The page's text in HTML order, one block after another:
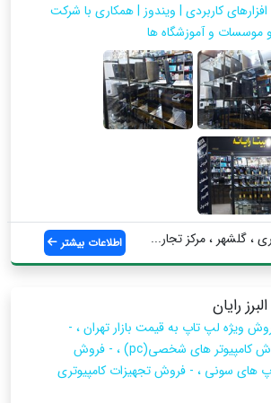
افزارهای کاربردی | ویندوز | همکاری با شرکت
موسسات و آموزشگاه ها
اطلاعات بیشتر
البرز رایان
ویژه لپ تاپ به قیمت بازار تهران ، -
فروش کامپیوتر های شخصی(pc) ، - فروش
های سونی ، - فروش تجهیزات کامپیوتری